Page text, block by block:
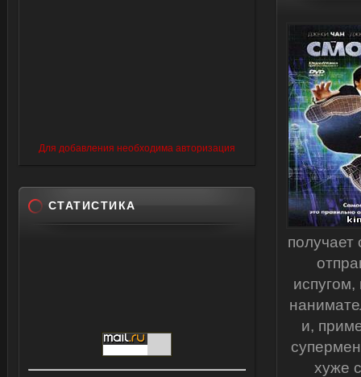
и,
хуже
Для добавления необходима авторизация
СТАТИСТИКА